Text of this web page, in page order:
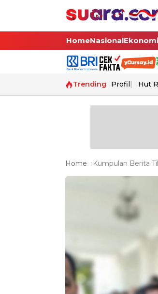
HomeNasionalEkonomi
Trending Profil Hut
Home Kumpulan Berita